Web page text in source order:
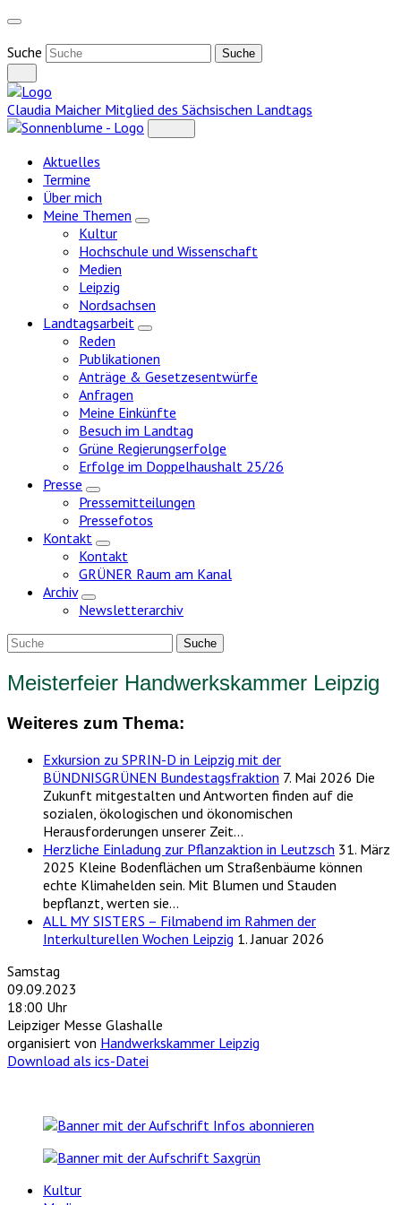
Weiter
Inhalt
Suche
Claudia Maicher Mitglied des Sächsischen Landtags
Aktuelles
Termine
Über mich
Meine Themen
Zeige
Kultur
Hochschule und Wissenschaft
Medien
Leipzig
Nordsachsen
Landtagsarbeit
Zeige
Reden
Publikationen
Anträge & Gesetzesentwürfe
Anfragen
Meine Einkünfte
Besuch im Landtag
Grüne Regierungserfolge
Erfolge im Doppelhaushalt 25/26
Presse
Zeige
Untermenü
Pressemitteilungen
Pressefotos
Kontakt
Zeige
Untermenü
Kontakt
GRÜNER Raum am Kanal
Archiv
Zeige
Untermenü
Newsletterarchiv
Meisterfeier Handwerkskammer Leipzig
Weiteres zum Thema:
Exkursion zu SPRIN-D in Leipzig mit der
BÜNDNISGRÜNEN Bundestagsfraktion 7. Mai 2026 Die
Zukunft mitgestalten und Antworten finden auf die
sozialen, ökologischen und ökonomischen
Herausforderungen unserer Zeit…
Herzliche Einladung zur Pflanzaktion in Leutzsch 31. März
2025 Kleine Bodenflächen um Straßenbäume können
echte Klimahelden sein. Mit Blumen und Stauden
bepflanzt, werten sie…
ALL MY SISTERS – Filmabend im Rahmen der
Interkulturellen Wochen Leipzig 1. Januar 2026
Samstag
09.09.2023
18:00 Uhr
Leipziger Messe Glashalle
organisiert von Handwerkskammer Leipzig
Download als ics-Datei
Kultur